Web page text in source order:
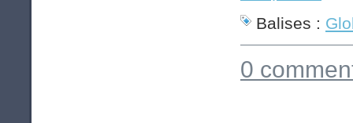
Balises :
0